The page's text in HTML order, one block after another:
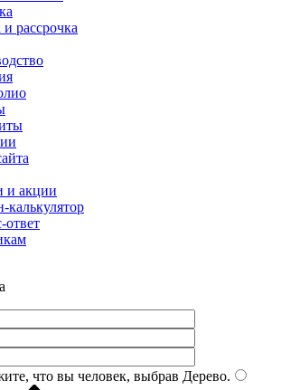
рассрочка
и акции
калькулятор
ответ
что вы человек, выбрав Дерево.